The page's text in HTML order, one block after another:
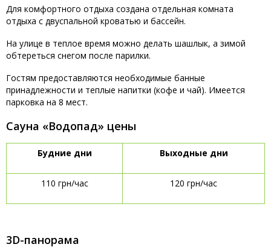
Для комфортного отдыха создана отдельная комната
отдыха с двуспальной кроватью и бассейн.
На улице в теплое время можно делать шашлык, а зимой
обтереться снегом после парилки.
Гостям предоставляются необходимые банные
принадлежности и теплые напитки (кофе и чай). Имеется
парковка на 8 мест.
Сауна «Водопад» цены
Будние дни Выходные дни
110 грн/час 120 грн/час
3D-панорама